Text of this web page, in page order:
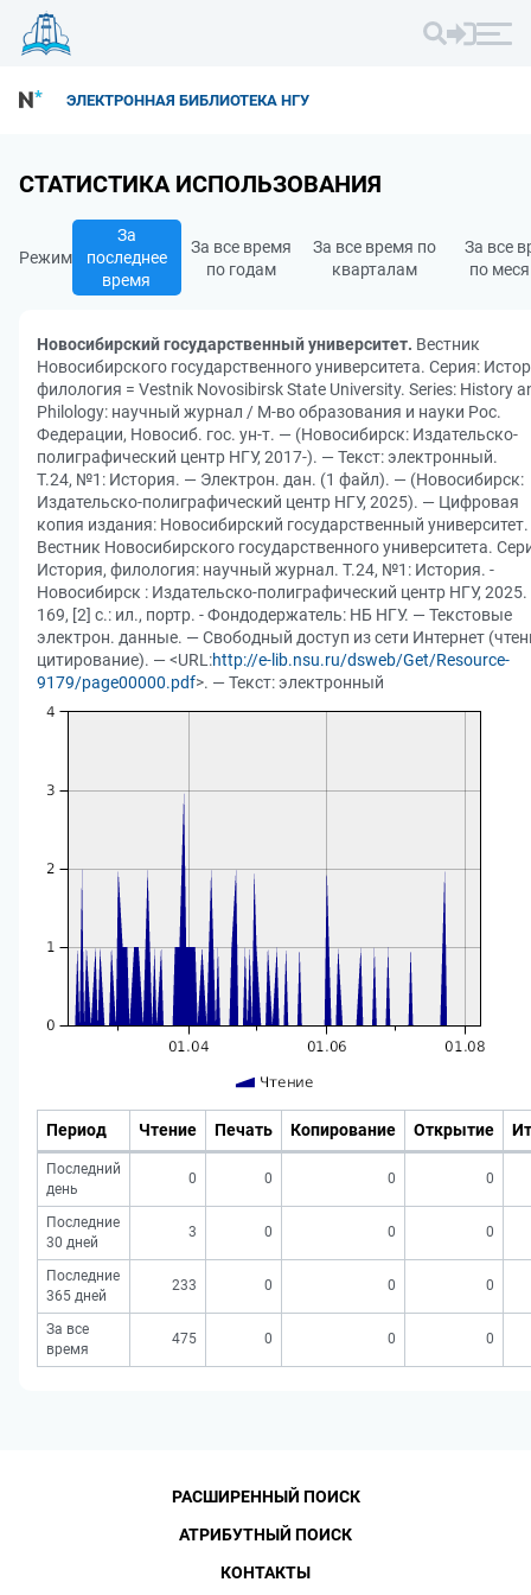
ЭЛЕКТРОННАЯ БИБЛИОТЕКА НГУ
СТАТИСТИКА ИСПОЛЬЗОВАНИЯ
Режим
За
последнее
время
За все время
по годам
За все время по
кварталам
За все
по
Новосибирский государственный университет. Вестник
Новосибирского государственного университета. Серия:
филология = Vestnik Novosibirsk State University. Series: History
Philology: научный журнал / М-во образования и науки Рос.
Федерации, Новосиб. гос. ун-т. — (Новосибирск: Издательско-
полиграфический центр НГУ, 2017-). — Текст: электронный.
Т.24, №1: История. — Электрон. дан. (1 файл). — (Новосибирск:
Издательско-полиграфический центр НГУ, 2025). — Цифровая
копия издания: Новосибирский государственный университет.
Вестник Новосибирского государственного университета.
История, филология: научный журнал. Т.24, №1: История. -
Новосибирск : Издательско-полиграфический центр НГУ, 2025.
169, [2] с.: ил., портр. - Фондодержатель: НБ НГУ. — Текстовые
электрон. данные. — Свободный доступ из сети Интернет
цитирование). — <URL:http://e-lib.nsu.ru/dsweb/Get/Resource-
9179/page00000.pdf>. — Текст: электронный
Период Чтение Печать Копирование Открытие
Последний
день
0 0 0 0
Последние
30 дней
3 0 0 0
Последние
365 дней
233 0 0 0
За все
время
475 0 0 0
РАСШИРЕННЫЙ ПОИСК
АТРИБУТНЫЙ ПОИСК
КОНТАКТЫ